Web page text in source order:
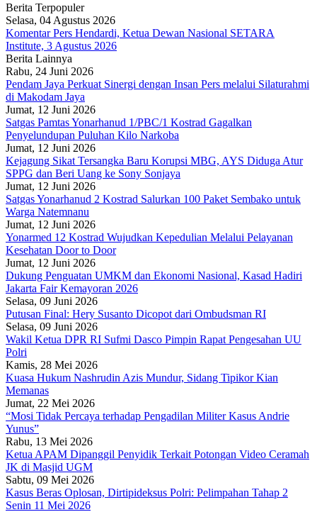
Berita Terpopuler
Selasa, 04 Agustus 2026
Komentar Pers Hendardi, Ketua Dewan Nasional SETARA
Institute, 3 Agustus 2026
Berita Lainnya
Rabu, 24 Juni 2026
Pendam Jaya Perkuat Sinergi dengan Insan Pers melalui Silaturahmi
di Makodam Jaya
Jumat, 12 Juni 2026
Satgas Pamtas Yonarhanud 1/PBC/1 Kostrad Gagalkan
Penyelundupan Puluhan Kilo Narkoba
Jumat, 12 Juni 2026
Kejagung Sikat Tersangka Baru Korupsi MBG, AYS Diduga Atur
SPPG dan Beri Uang ke Sony Sonjaya
Jumat, 12 Juni 2026
Satgas Yonarhanud 2 Kostrad Salurkan 100 Paket Sembako untuk
Warga Natemnanu
Jumat, 12 Juni 2026
Yonarmed 12 Kostrad Wujudkan Kepedulian Melalui Pelayanan
Kesehatan Door to Door
Jumat, 12 Juni 2026
Dukung Penguatan UMKM dan Ekonomi Nasional, Kasad Hadiri
Jakarta Fair Kemayoran 2026
Selasa, 09 Juni 2026
Putusan Final: Hery Susanto Dicopot dari Ombudsman RI
Selasa, 09 Juni 2026
Wakil Ketua DPR RI Sufmi Dasco Pimpin Rapat Pengesahan UU
Polri
Kamis, 28 Mei 2026
Kuasa Hukum Nashrudin Azis Mundur, Sidang Tipikor Kian
Memanas
Jumat, 22 Mei 2026
“Mosi Tidak Percaya terhadap Pengadilan Militer Kasus Andrie
Yunus”
Rabu, 13 Mei 2026
Ketua APAM Dipanggil Penyidik Terkait Potongan Video Ceramah
JK di Masjid UGM
Sabtu, 09 Mei 2026
Kasus Beras Oplosan, Dirtipideksus Polri: Pelimpahan Tahap 2
Senin 11 Mei 2026